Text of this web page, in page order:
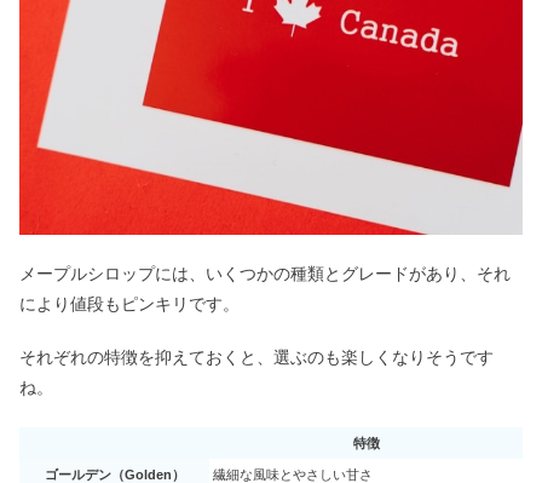
メープルシロップには、いくつかの種類とグレードがあり、それ
により値段もピンキリです。
それぞれの特徴を抑えておくと、選ぶのも楽しくなりそうです
ね。
特徴
ゴールデン（Golden） 繊細な風味とやさしい甘さ